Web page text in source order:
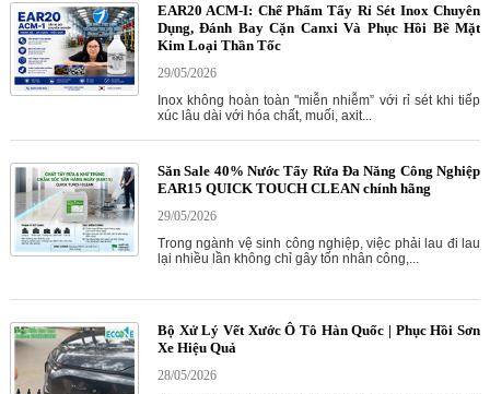
EAR20 ACM-I: Chế Phẩm Tẩy Rỉ Sét Inox Chuyên
Dụng, Đánh Bay Cặn Canxi Và Phục Hồi Bề Mặt
Kim Loại Thần Tốc
29/05/2026
Inox không hoàn toàn "miễn nhiễm” với rỉ sét khi tiếp
xúc lâu dài với hóa chất, muối, axit...
Săn Sale 40% Nước Tẩy Rửa Đa Năng Công Nghiệp
EAR15 QUICK TOUCH CLEAN chính hãng
29/05/2026
Trong ngành vệ sinh công nghiệp, việc phải lau đi lau
lại nhiều lần không chỉ gây tốn nhân công,...
Bộ Xử Lý Vết Xước Ô Tô Hàn Quốc | Phục Hồi Sơn
Xe Hiệu Quả
28/05/2026